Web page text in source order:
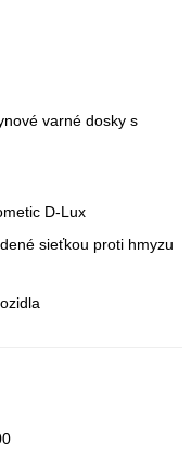
varné dosky s
D-Lux
sieťkou proti hmyzu